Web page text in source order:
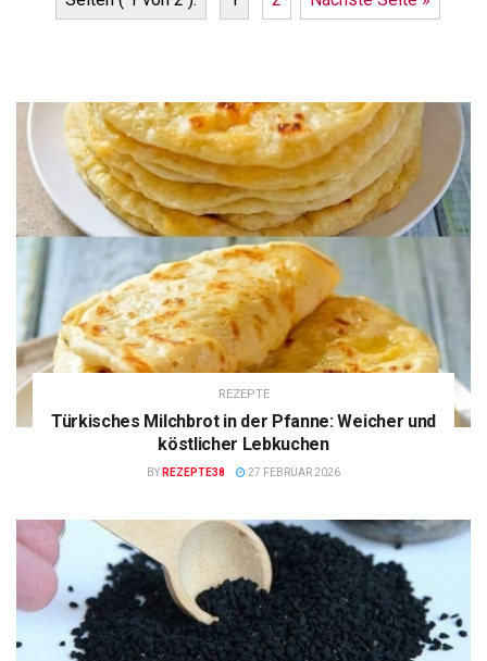
REZEPTE
Türkisches Milchbrot in der Pfanne: Weicher und
köstlicher Lebkuchen
BY REZEPTE38 27 FEBRUAR 2026